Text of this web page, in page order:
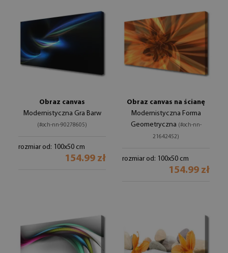
Obraz canvas
Modernistyczna Gra Barw
(#och-nn-90278605)
rozmiar od: 100x50 cm
154.99 zł
Obraz canvas na ścianę
Modernistyczna Forma
Geometryczna (#och-nn-
21642452)
rozmiar od: 100x50 cm
154.99 zł